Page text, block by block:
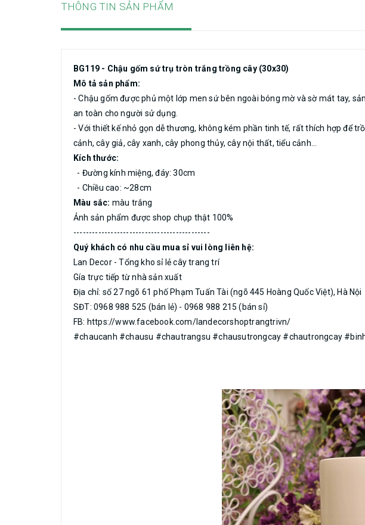
THÔNG TIN SẢN PHẨM
BG119 - Chậu gốm sứ trụ tròn trắng trồng cây (30x30)
Mô tả sản phẩm:
- Chậu gốm được phủ một lớp men sứ bên ngoài bóng mờ và sờ mát tay,
an toàn cho người sử dụng.
- Với thiết kế nhỏ gọn dễ thương, không kém phần tinh tế, rất thích hợp để
cảnh, cây giả, cây xanh, cây phong thủy, cây nội thất, tiểu cảnh...
Kích thước:
- Đường kính miệng, đáy: 30cm
- Chiều cao: ~28cm
Màu sắc: màu trắng
Ảnh sản phẩm được shop chụp thật 100%
--------------------------------------------
Quý khách có nhu cầu mua sỉ vui lòng liên hệ:
Lan Decor - Tổng kho sỉ lẻ cây trang trí
Gía trực tiếp từ nhà sản xuất
Địa chỉ: số 27 ngõ 61 phố Phạm Tuấn Tài (ngõ 445 Hoàng Quốc Việt), Hà Nội
SĐT: 0968 988 525 (bán lẻ) - 0968 988 215 (bán sỉ)
FB: https://www.facebook.com/landecorshoptrangtrivn/
#chaucanh #chausu #chautrangsu #chausutrongcay #chautrongcay